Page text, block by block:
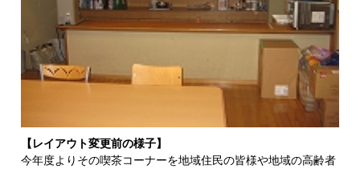
【レイアウト変更前の様子】
今年度よりその喫茶コーナーを地域住民の皆様や地域の高齢者